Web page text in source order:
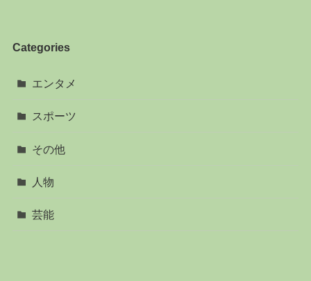
Categories
エンタメ
スポーツ
その他
人物
芸能